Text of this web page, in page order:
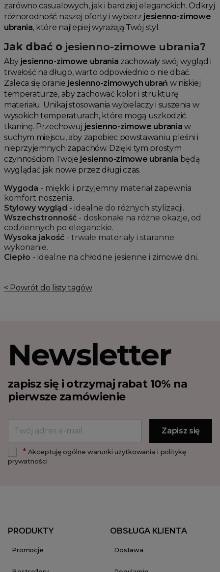
zarówno casualowych, jak i bardziej eleganckich. Odkryj
różnorodność naszej oferty i wybierz jesienno-zimowe
ubrania, które najlepiej wyrażają Twój styl.
Jak dbać o jesienno-zimowe ubrania?
Aby jesienno-zimowe ubrania zachowały swój wygląd i
trwałość na długo, warto odpowiednio o nie dbać.
Zaleca się pranie jesienno-zimowych ubrań w niskiej
temperaturze, aby zachować kolor i strukturę
materiału. Unikaj stosowania wybielaczy i suszenia w
wysokich temperaturach, które mogą uszkodzić
tkaninę. Przechowuj jesienno-zimowe ubrania w
suchym miejscu, aby zapobiec powstawaniu pleśni i
nieprzyjemnych zapachów. Dzięki tym prostym
czynnościom Twoje jesienno-zimowe ubrania będą
wyglądać jak nowe przez długi czas.
Wygoda - miękki i przyjemny materiał zapewnia
komfort noszenia.
Stylowy wygląd - idealne do różnych stylizacji.
Wszechstronność - doskonałe na różne okazje, od
codziennych po eleganckie.
Wysoka jakość - trwałe materiały i staranne
wykonanie.
Ciepło - idealne na chłodne jesienne i zimowe dni.
< Powrót do listy tagów
Newsletter
zapisz się i otrzymaj rabat 10% na
pierwsze zamówienie
*Akceptuję ogólne warunki użytkowania i politykę
prywatności
PRODUKTY
Promocje
OBSŁUGA KLIENTA
Dostawa